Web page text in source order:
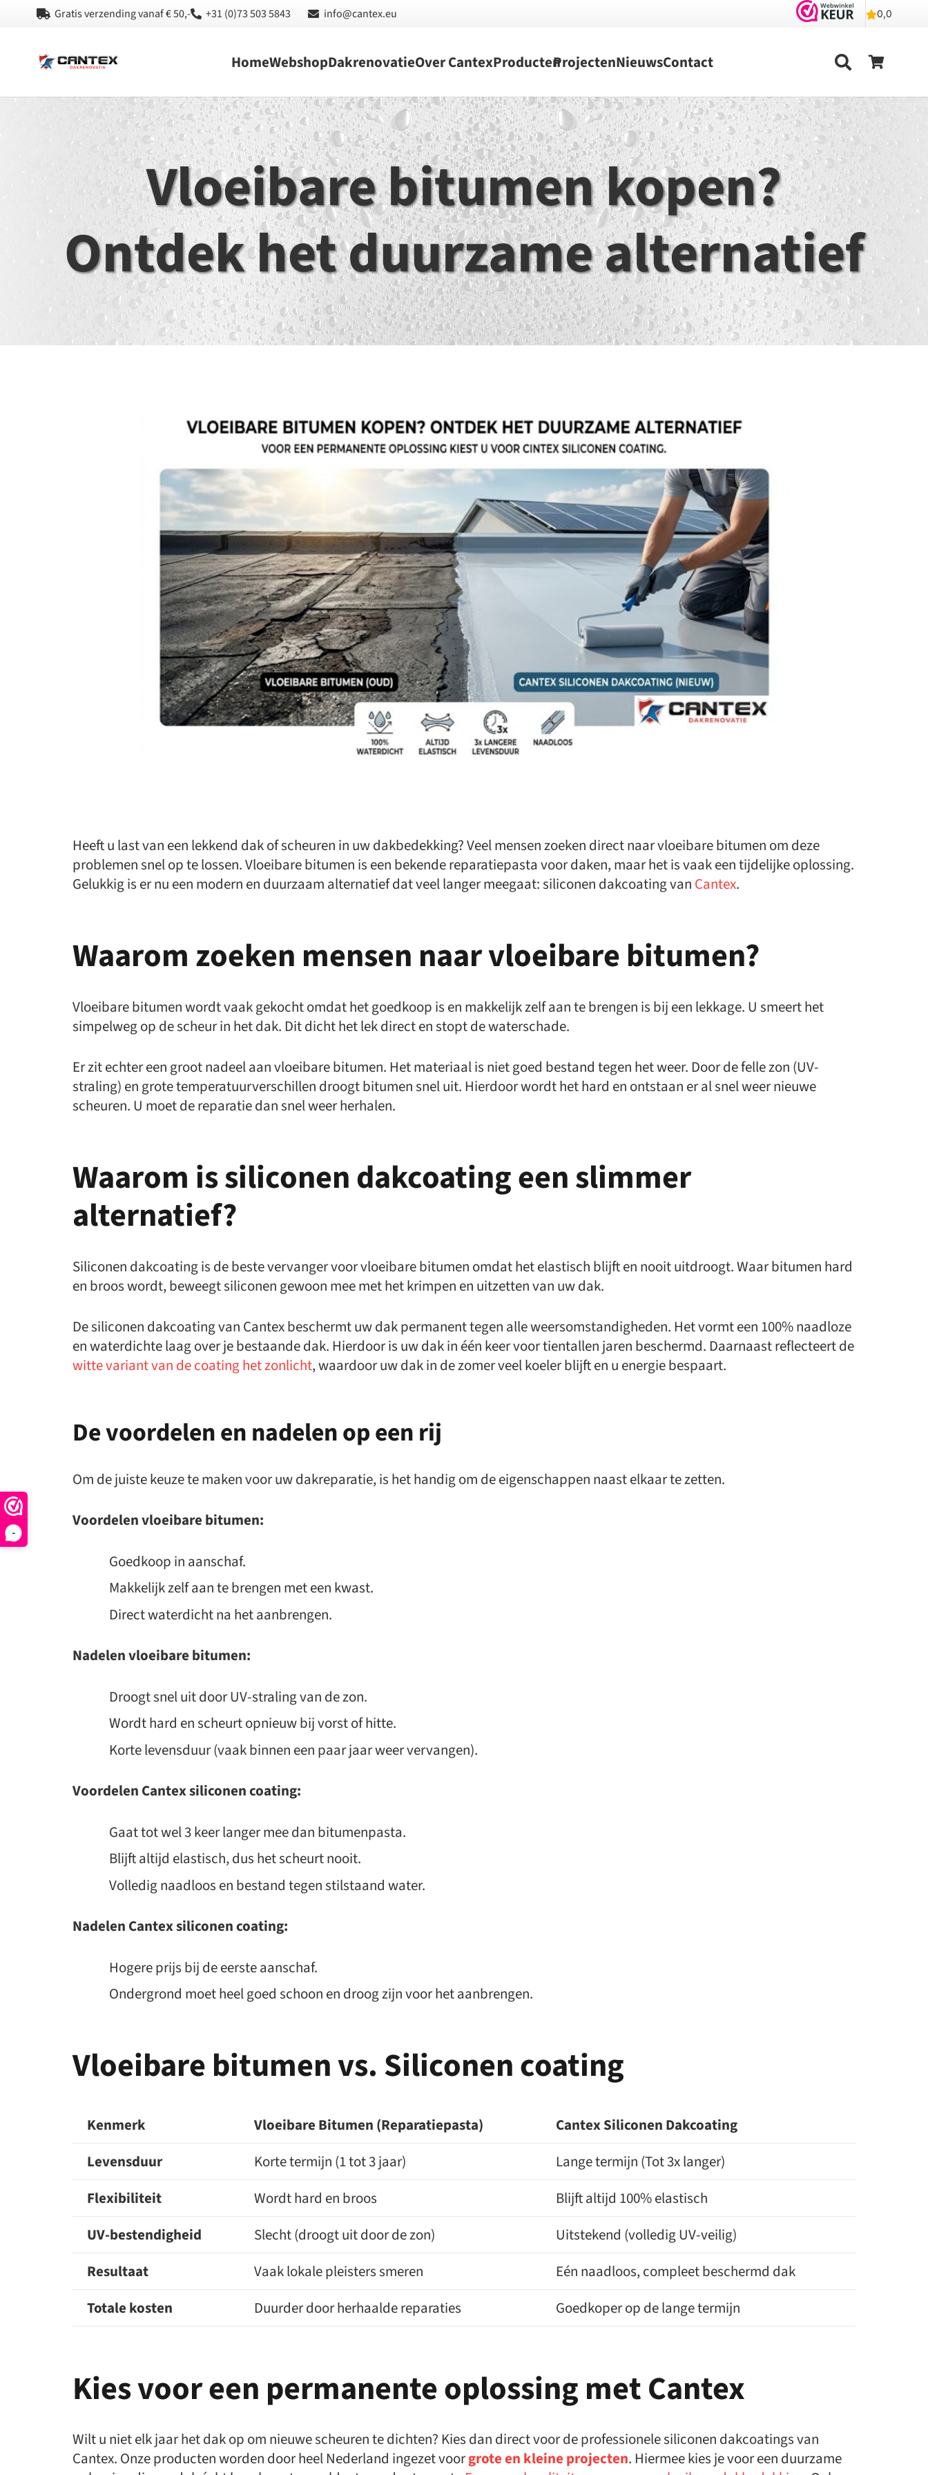
-
Gratis verzending vanaf € 50,- +31 (0)73 503 5843 info@cantex.eu
HomeWebshopDakrenovatieOver CantexProductenProjectenNieuwsContact
Vloeibare bitumen kopen?
Ontdek het duurzame alternatief
Heeft u last van een lekkend dak of scheuren in uw dakbedekking? Veel mensen zoeken direct naar vloeibare bitumen om deze
problemen snel op te lossen. Vloeibare bitumen is een bekende reparatiepasta voor daken, maar het is vaak een tijdelijke oplossing.
Gelukkig is er nu een modern en duurzaam alternatief dat veel langer meegaat: siliconen dakcoating van Cantex.
Waarom zoeken mensen naar vloeibare bitumen?
Vloeibare bitumen wordt vaak gekocht omdat het goedkoop is en makkelijk zelf aan te brengen is bij een lekkage. U smeert het
simpelweg op de scheur in het dak. Dit dicht het lek direct en stopt de waterschade.
Er zit echter een groot nadeel aan vloeibare bitumen. Het materiaal is niet goed bestand tegen het weer. Door de felle zon (UV-
straling) en grote temperatuurverschillen droogt bitumen snel uit. Hierdoor wordt het hard en ontstaan er al snel weer nieuwe
scheuren. U moet de reparatie dan snel weer herhalen.
Waarom is siliconen dakcoating een slimmer
alternatief?
Siliconen dakcoating is de beste vervanger voor vloeibare bitumen omdat het elastisch blijft en nooit uitdroogt. Waar bitumen hard
en broos wordt, beweegt siliconen gewoon mee met het krimpen en uitzetten van uw dak.
De siliconen dakcoating van Cantex beschermt uw dak permanent tegen alle weersomstandigheden. Het vormt een 100% naadloze
en waterdichte laag over je bestaande dak. Hierdoor is uw dak in één keer voor tientallen jaren beschermd. Daarnaast reflecteert de
witte variant van de coating het zonlicht, waardoor uw dak in de zomer veel koeler blijft en u energie bespaart.
De voordelen en nadelen op een rij
Om de juiste keuze te maken voor uw dakreparatie, is het handig om de eigenschappen naast elkaar te zetten.
Voordelen vloeibare bitumen:
Goedkoop in aanschaf.
Makkelijk zelf aan te brengen met een kwast.
Direct waterdicht na het aanbrengen.
Nadelen vloeibare bitumen:
Droogt snel uit door UV-straling van de zon.
Wordt hard en scheurt opnieuw bij vorst of hitte.
Korte levensduur (vaak binnen een paar jaar weer vervangen).
Voordelen Cantex siliconen coating:
Gaat tot wel 3 keer langer mee dan bitumenpasta.
Blijft altijd elastisch, dus het scheurt nooit.
Volledig naadloos en bestand tegen stilstaand water.
Nadelen Cantex siliconen coating:
Hogere prijs bij de eerste aanschaf.
Ondergrond moet heel goed schoon en droog zijn voor het aanbrengen.
Vloeibare bitumen vs. Siliconen coating
Kenmerk Vloeibare Bitumen (Reparatiepasta)
Cantex Siliconen Dakcoating
Levensduur
Korte termijn (1 tot 3 jaar)
Lange termijn (Tot 3x langer)
Flexibiliteit
Wordt hard en broos
Blijft altijd 100% elastisch
UV-bestendigheid
Slecht (droogt uit door de zon)
Uitstekend (volledig UV-veilig)
Resultaat
Vaak lokale pleisters smeren
Eén naadloos, compleet beschermd dak
Totale kosten
Duurder door herhaalde reparaties Goedkoper op de lange termijn
Kies voor een permanente oplossing met Cantex
Wilt u niet elk jaar het dak op om nieuwe scheuren te dichten? Kies dan direct voor de professionele siliconen dakcoatings van
Cantex. Onze producten worden door heel Nederland ingezet voorgrote en kleine projecten. Hiermee kies je voor een duurzame